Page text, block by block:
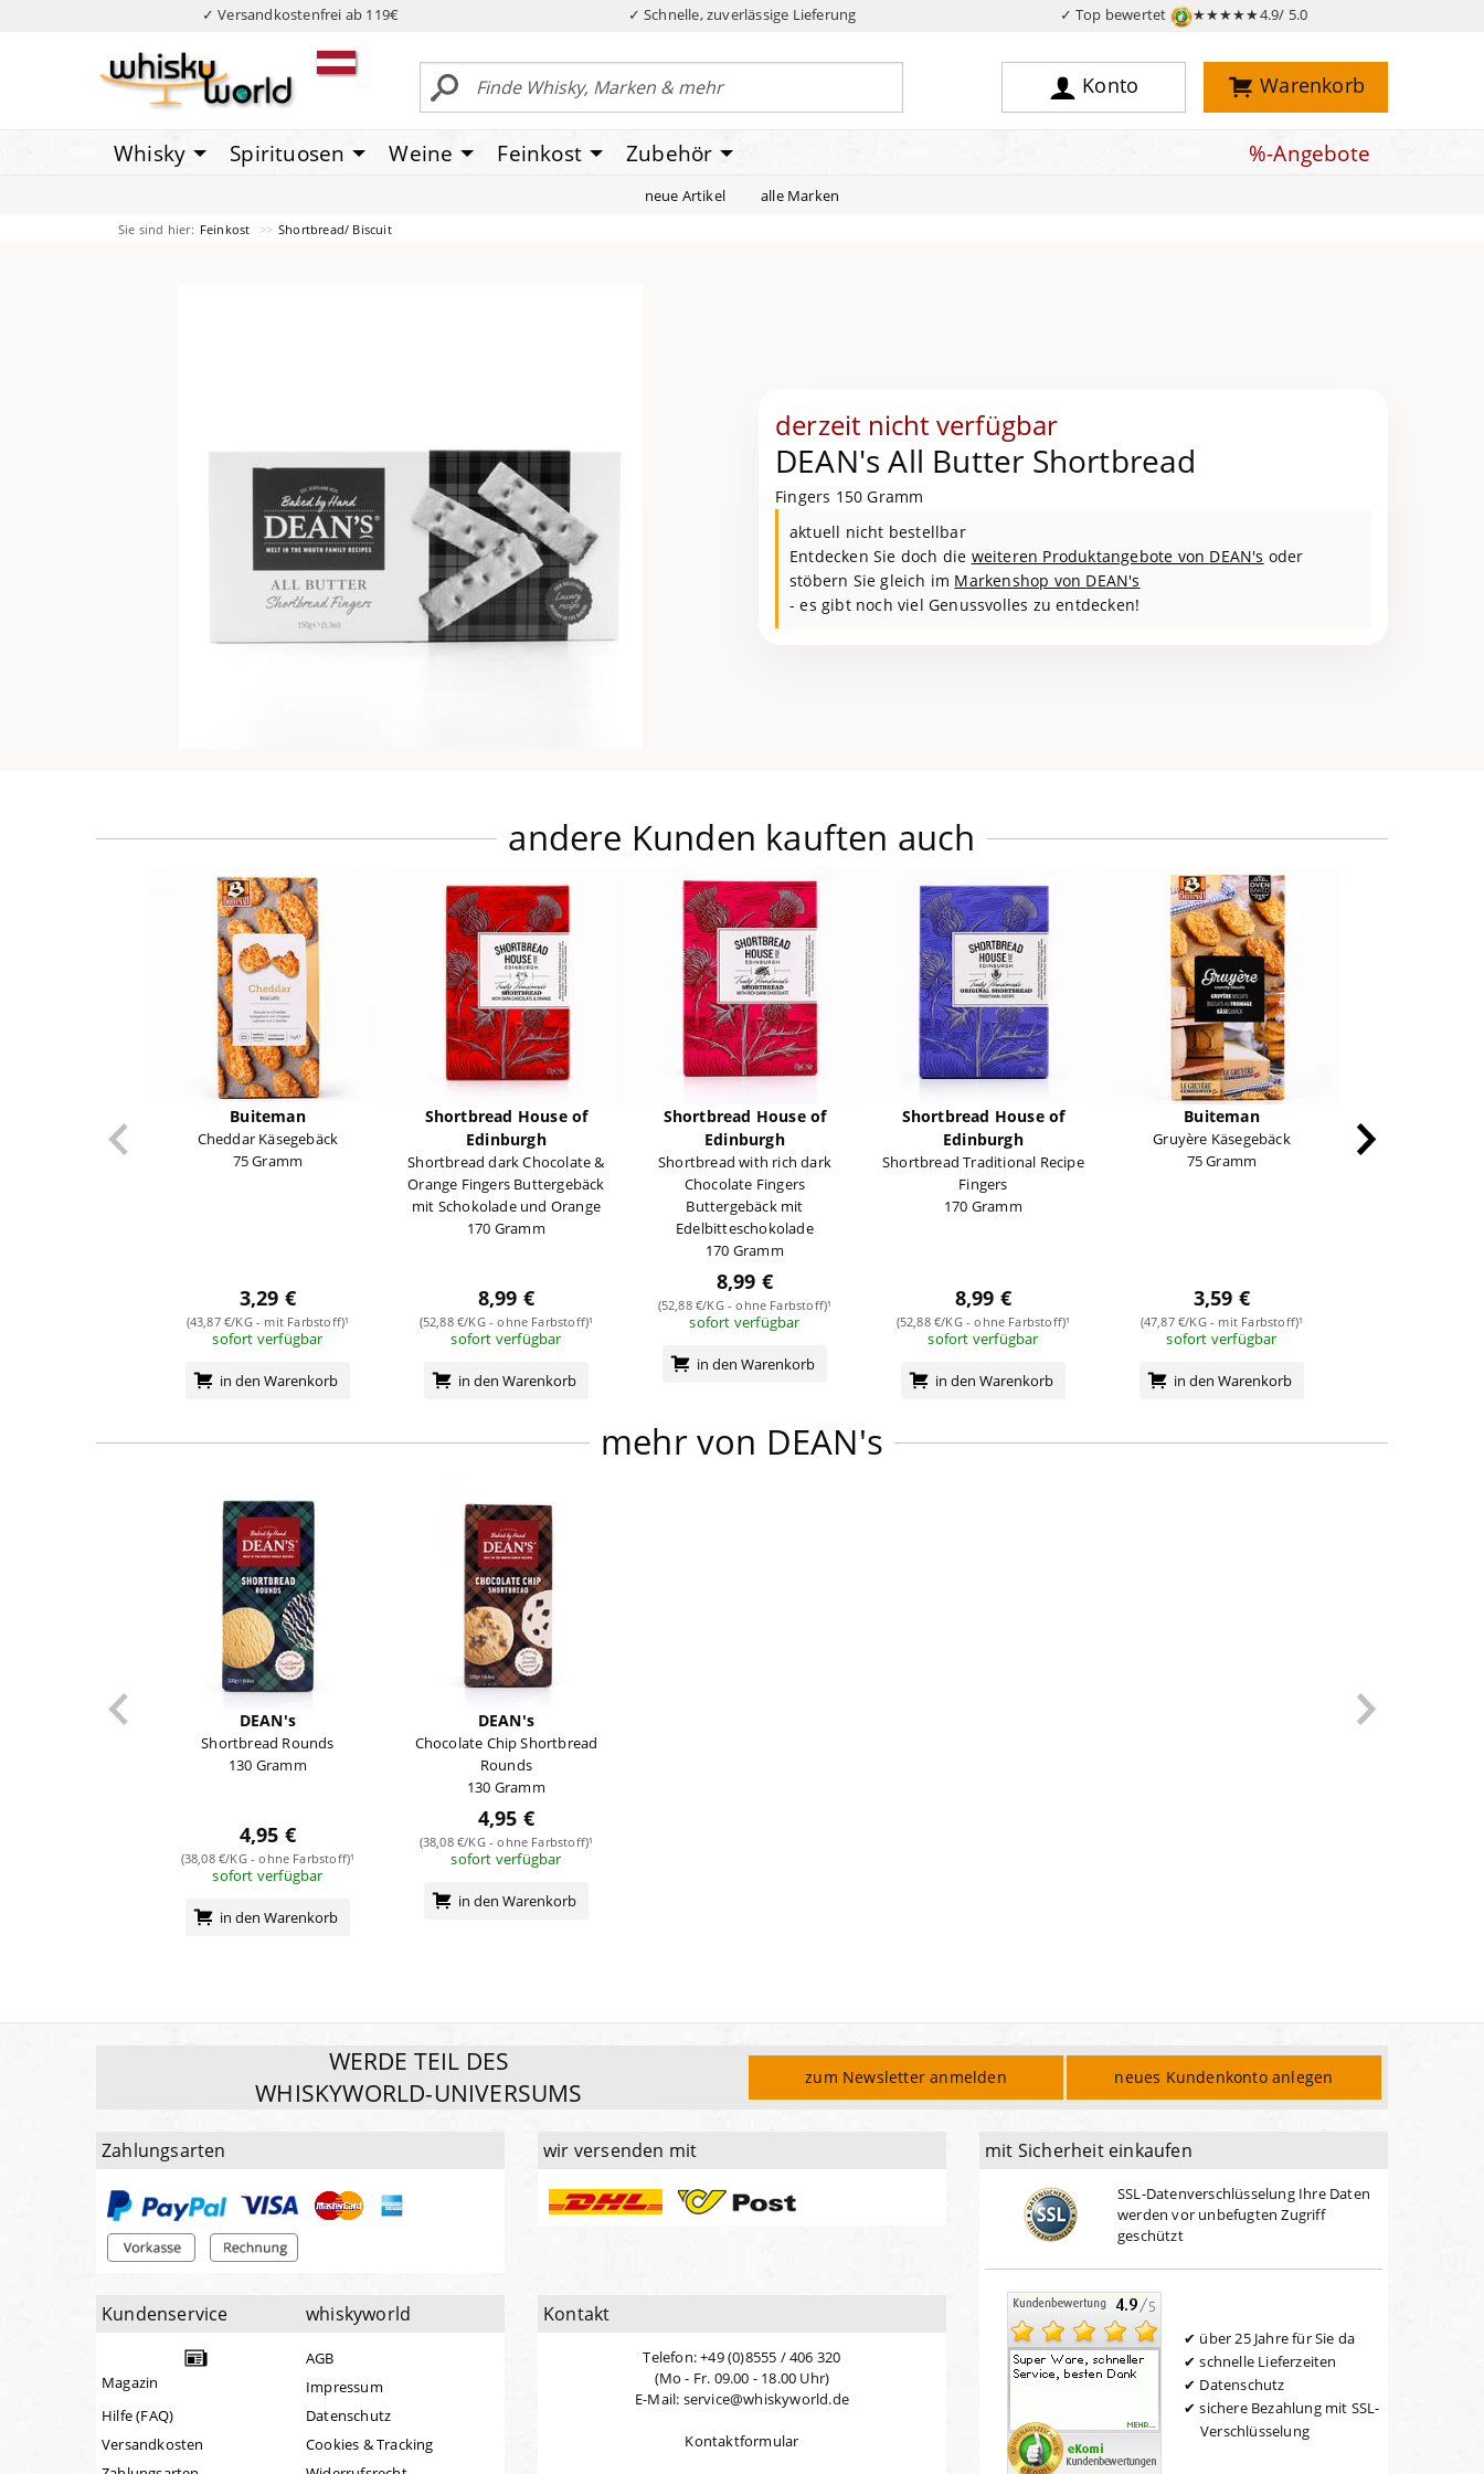
✓ Versandkostenfrei ab 119€ ✓ Schnelle, zuverlässige Lieferung ✓ Top bewertet ★★★★★4.9/ 5.0
Konto Warenkorb
Whisky Spirituosen Weine Feinkost Zubehör %-Angebote
neue Artikel alle Marken
Sie sind hier: Feinkost Shortbread/ Biscuit
derzeit nicht verfügbar
DEAN's All Butter Shortbread
Fingers 150 Gramm
aktuell nicht bestellbar
Entdecken Sie doch die weiteren Produktangebote von DEAN's oder
stöbern Sie gleich im Markenshop von DEAN's
- es gibt noch viel Genussvolles zu entdecken!
andere Kunden kauften auch
Buiteman
Cheddar Käsegebäck
75 Gramm
3,29 €
(43,87 €/KG - mit Farbstoff)¹
sofort verfügbar
in den Warenkorb
Shortbread House of
Edinburgh
Shortbread dark Chocolate &
Orange Fingers Buttergebäck
mit Schokolade und Orange
170 Gramm
8,99 €
(52,88 €/KG - ohne Farbstoff)¹
sofort verfügbar
in den Warenkorb
Shortbread House of
Edinburgh
Shortbread with rich dark
Chocolate Fingers
Buttergebäck mit
Edelbitteschokolade
170 Gramm
8,99 €
(52,88 €/KG - ohne Farbstoff)¹
sofort verfügbar
in den Warenkorb
Shortbread House of
Edinburgh
Shortbread Traditional Recipe
Fingers
170 Gramm
8,99 €
(52,88 €/KG - ohne Farbstoff)¹
sofort verfügbar
in den Warenkorb
Buiteman
Gruyère Käsegebäck
75 Gramm
3,59 €
(47,87 €/KG - mit Farbstoff)¹
sofort verfügbar
in den Warenkorb
mehr von DEAN's
DEAN's
Shortbread Rounds
130 Gramm
4,95 €
(38,08 €/KG - ohne Farbstoff)¹
sofort verfügbar
in den Warenkorb
DEAN's
Chocolate Chip Shortbread
Rounds
130 Gramm
4,95 €
(38,08 €/KG - ohne Farbstoff)¹
sofort verfügbar
in den Warenkorb
WERDE TEIL DES
WHISKYWORLD-UNIVERSUMS
zum Newsletter anmelden neues Kundenkonto anlegen
Zahlungsarten wir versenden mit
Kundenservice
Magazin
Hilfe (FAQ)
Versandkosten
whiskyworld
AGB
Impressum
Datenschutz
Cookies & Tracking
Kontakt
Telefon: +49 (0)8555 / 406 320
(Mo - Fr. 09.00 - 18.00 Uhr)
E-Mail: service@whiskyworld.de
Kontaktformular
mit Sicherheit einkaufen
SSL-Datenverschlüsselung Ihre Daten
werden vor unbefugten Zugriff
geschützt
über 25 Jahre für Sie da
schnelle Lieferzeiten
Datenschutz
sichere Bezahlung mit SSL-
Verschlüsselung